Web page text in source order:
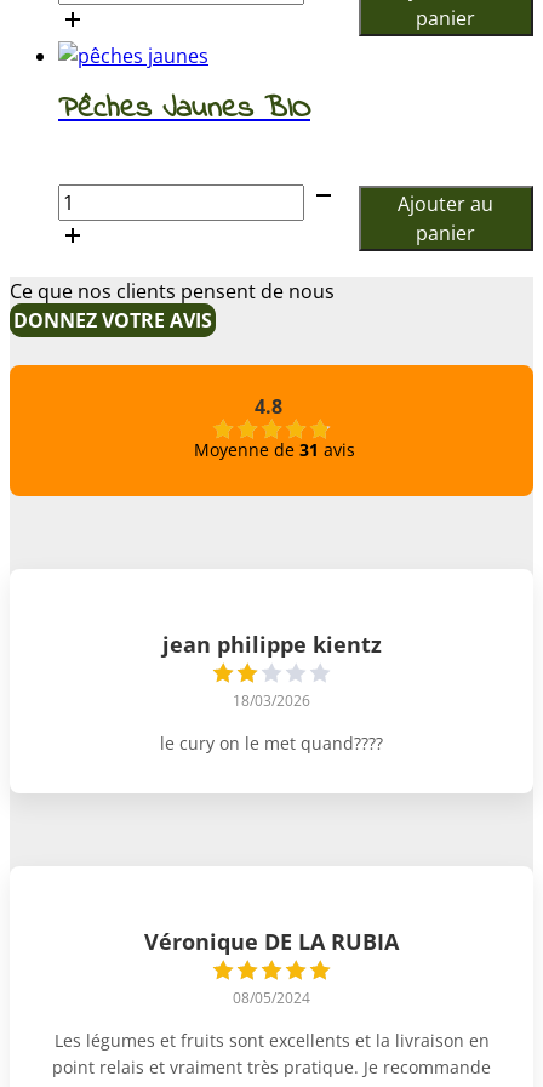
de
Pêche
Jaunes
panier
Pêches Jaunes BIO
quantité
de
Jaunes
BIO
Ajouter au
panier
Ce que nos clients pensent de nous
DONNEZ VOTRE AVIS
4.8
Moyenne de 31 avis
jean philippe kientz
18/03/2026
le cury on le met quand????
Véronique DE LA RUBIA
08/05/2024
Les légumes et fruits sont excellents et la livraison en
point relais et vraiment très pratique. Je recommande